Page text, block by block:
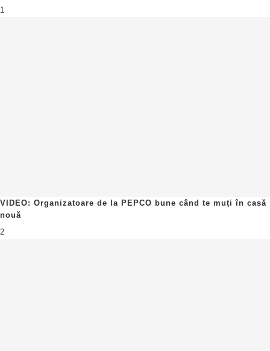
1
VIDEO: Organizatoare de la PEPCO bune când te muți în casă
nouă
2